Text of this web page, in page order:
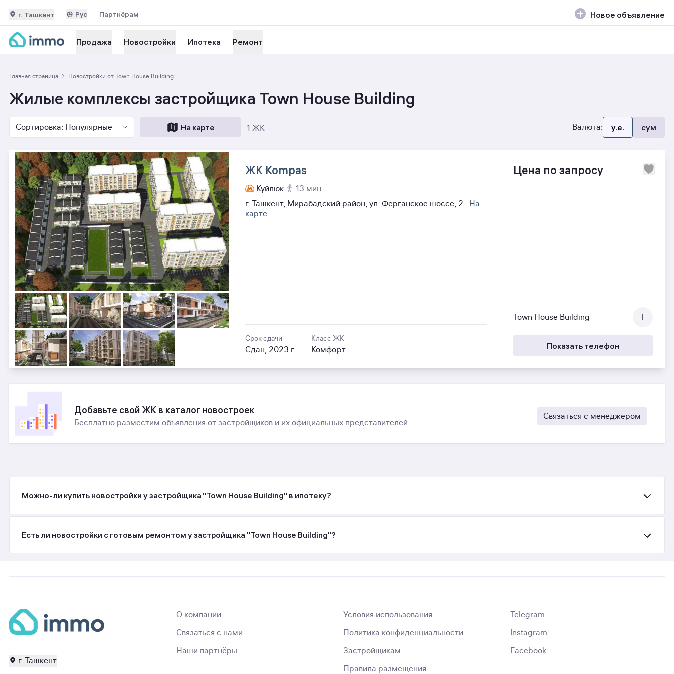
г. Ташкент Рус Партнёрам Новое объявление
Продажа Новостройки Ипотека Ремонт
Главная страница Новостройки от Town House Building
Жилые комплексы застройщика Town House Building
Сортировка: Популярные На карте 1 ЖК Валюта: y.e. сум
ЖК Kompas
Куйлюк
13 мин.
г. Ташкент, Мирабадский район, ул. Ферганское шоссе, 2
На
карте
Срок сдачи
Сдан, 2023 г.
Класс ЖК
Комфорт
Цена по запросу
Town House Building T
Показать телефон
Добавьте свой ЖК в каталог новостроек
Бесплатно разместим объявления от застройщиков и их официальных представителей
Связаться с менеджером
Можно-ли купить новостройки у застройщика "Town House Building" в ипотеку?
Есть ли новостройки с готовым ремонтом у застройщика "Town House Building"?
г. Ташкент
О компании
Связаться с нами
Наши партнёры
Условия использования
Политика конфиденциальности
Застройщикам
Правила размещения
Telegram
Instagram
Facebook